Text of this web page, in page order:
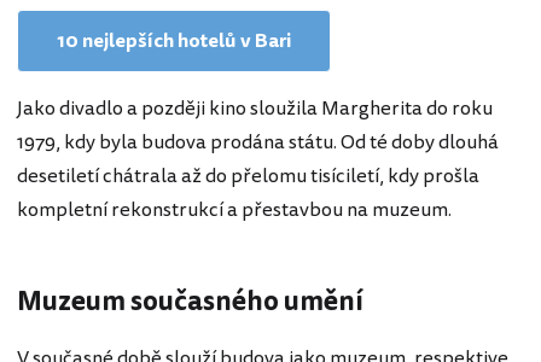
10 nejlepších hotelů v Bari
Jako divadlo a později kino sloužila Margherita do roku
1979, kdy byla budova prodána státu. Od té doby dlouhá
desetiletí chátrala až do přelomu tisíciletí, kdy prošla
kompletní rekonstrukcí a přestavbou na muzeum.
Muzeum současného umění